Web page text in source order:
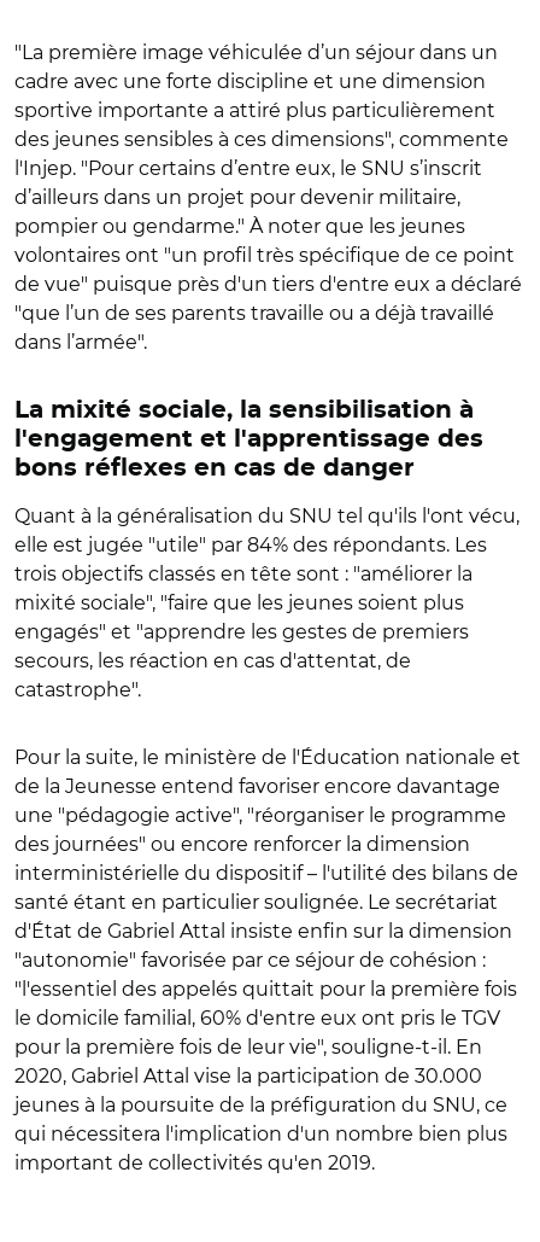
"La première image véhiculée d’un séjour dans un
cadre avec une forte discipline et une dimension
sportive importante a attiré plus particulièrement
des jeunes sensibles à ces dimensions", commente
l'Injep. "Pour certains d’entre eux, le SNU s’inscrit
d’ailleurs dans un projet pour devenir militaire,
pompier ou gendarme." À noter que les jeunes
volontaires ont "un profil très spécifique de ce point
de vue" puisque près d'un tiers d'entre eux a déclaré
"que l’un de ses parents travaille ou a déjà travaillé
dans l’armée".
La mixité sociale, la sensibilisation à
l'engagement et l'apprentissage des
bons réflexes en cas de danger
Quant à la généralisation du SNU tel qu'ils l'ont vécu,
elle est jugée "utile" par 84% des répondants. Les
trois objectifs classés en tête sont : "améliorer la
mixité sociale", "faire que les jeunes soient plus
engagés" et "apprendre les gestes de premiers
secours, les réaction en cas d'attentat, de
catastrophe".
Pour la suite, le ministère de l'Éducation nationale et
de la Jeunesse entend favoriser encore davantage
une "pédagogie active", "réorganiser le programme
des journées" ou encore renforcer la dimension
interministérielle du dispositif – l'utilité des bilans de
santé étant en particulier soulignée. Le secrétariat
d'État de Gabriel Attal insiste enfin sur la dimension
"autonomie" favorisée par ce séjour de cohésion :
"l'essentiel des appelés quittait pour la première fois
le domicile familial, 60% d'entre eux ont pris le TGV
pour la première fois de leur vie", souligne-t-il. En
2020, Gabriel Attal vise la participation de 30.000
jeunes à la poursuite de la préfiguration du SNU, ce
qui nécessitera l'implication d'un nombre bien plus
important de collectivités qu'en 2019.